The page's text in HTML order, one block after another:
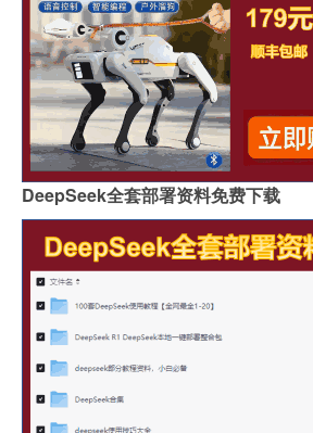
DeepSeek全套部署资料免费下载